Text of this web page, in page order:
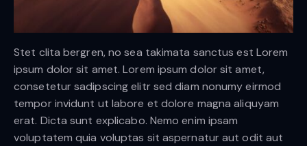
Stet clita bergren, no sea takimata sanctus est Lorem
ipsum dolor sit amet. Lorem ipsum dolor sit amet,
consetetur sadipscing elitr sed diam nonumy eirmod
tempor invidunt ut labore et dolore magna aliquyam
erat. Dicta sunt explicabo. Nemo enim ipsam
voluptatem quia voluptas sit aspernatur aut odit aut